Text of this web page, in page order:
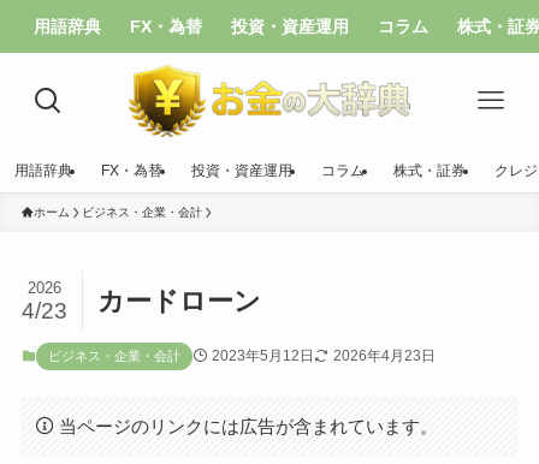
用語辞典 FX・為替 投資・資産運用 コラム 株式・証
用語辞典 FX・為替 投資・資産運用 コラム 株式・証券 クレ
ホーム ビジネス・企業・会計
カードローン
2026
4/23
ビジネス・企業・会計 2023年5月12日 2026年4月23日
当ページのリンクには広告が含まれています。